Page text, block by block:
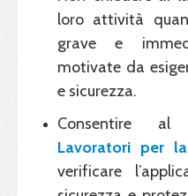
loro attività
grave e
motivate da
e sicurezza.
Consentire al
Lavoratori per
verificare